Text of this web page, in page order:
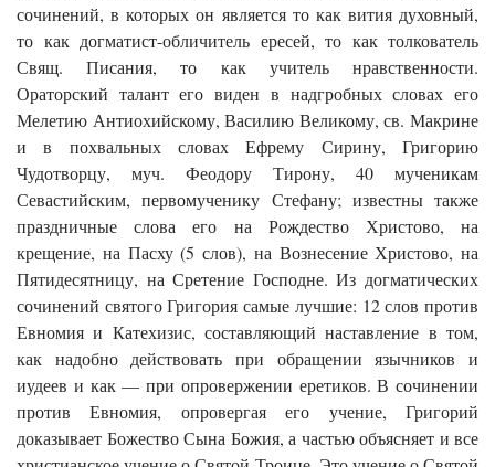
сочинений, в которых он является то как вития духовный,
то как догматист-обличитель ересей, то как толкователь
Свящ. Писания, то как учитель нравственности.
Ораторский талант его виден в надгробных словах его
Мелетию Антиохийскому, Василию Великому, св. Макрине
и в похвальных словах Ефрему Сирину, Григорию
Чудотворцу, муч. Феодору Тирону, 40 мученикам
Севастийским, первомученику Стефану; известны также
праздничные слова его на Рождество Христово, на
крещение, на Пасху (5 слов), на Вознесение Христово, на
Пятидесятницу, на Сретение Господне. Из догматических
сочинений святого Григория самые лучшие: 12 слов против
Евномия и Катехизис, составляющий наставление в том,
как надобно действовать при обращении язычников и
иудеев и как — при опровержении еретиков. В сочинении
против Евномия, опровергая его учение, Григорий
доказывает Божество Сына Божия, а частью объясняет и все